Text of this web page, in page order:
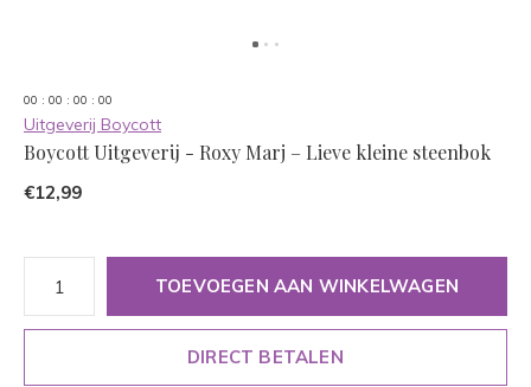
00 : 00 : 00 : 00
Uitgeverij Boycott
Boycott Uitgeverij - Roxy Marj – Lieve kleine steenbok
€12,99
TOEVOEGEN AAN WINKELWAGEN
DIRECT BETALEN